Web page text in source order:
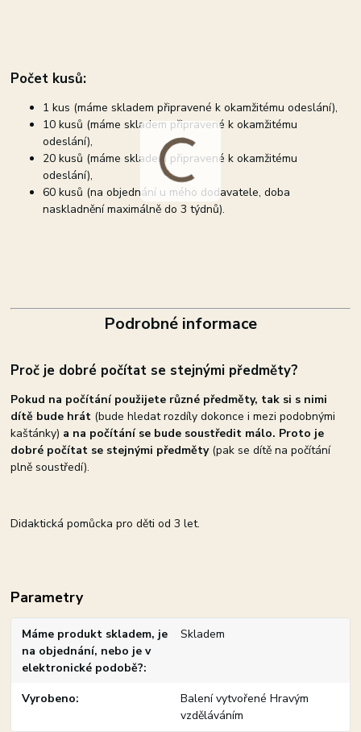
Počet kusů:
1 kus (máme skladem připravené k okamžitému odeslání),
10 kusů (máme skladem připravené k okamžitému
odeslání),
20 kusů (máme skladem připravené k okamžitému
odeslání),
60 kusů (na objednání u mého dodavatele, doba
naskladnění maximálně do 3 týdnů).
Podrobné informace
Proč je dobré počítat se stejnými předměty?
Pokud na počítání použijete různé předměty, tak si s nimi
dítě bude hrát (bude hledat rozdíly dokonce i mezi podobnými
kaštánky) a na počítání se bude soustředit málo. Proto je
dobré počítat se stejnými předměty (pak se dítě na počítání
plně soustředí).
Didaktická pomůcka pro děti od 3 let.
Parametry
Máme produkt skladem, je
na objednání, nebo je v
elektronické podobě?
Skladem
Vyrobeno
Balení vytvořené Hravým
vzděláváním